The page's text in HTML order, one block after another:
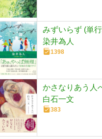
みずいらず (単
染井為人
1398
かさなりあう人
白石一文
383